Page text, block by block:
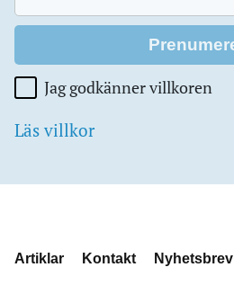
Jag godkänner villkoren
Läs villkor
Artiklar Kontakt Nyhetsbrev